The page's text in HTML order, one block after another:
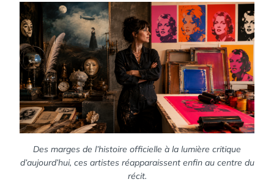
Des marges de l’histoire officielle à la lumière critique
d’aujourd’hui, ces artistes réapparaissent enfin au centre du
récit.